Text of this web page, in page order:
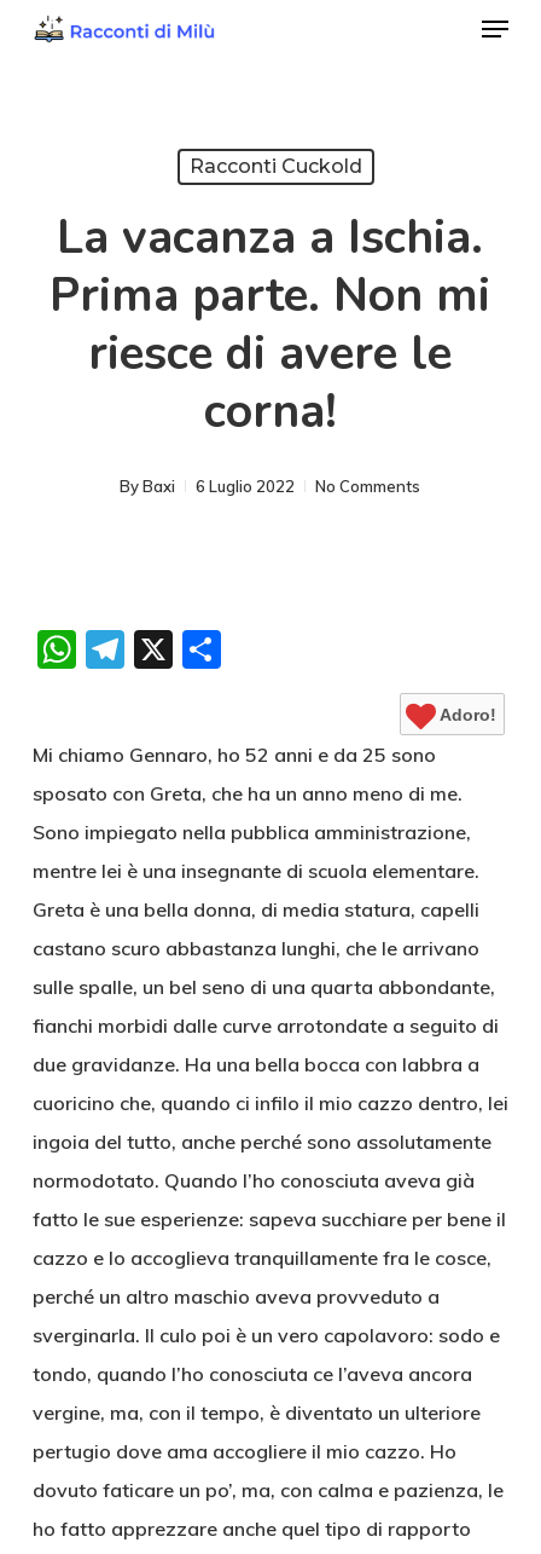
Menu
Racconti Cuckold
La vacanza a Ischia.
Prima parte. Non mi
riesce di avere le
corna!
By Baxi 6 Luglio 2022 No Comments
WhatsApp
Telegram
X Condividi
Adoro!
Mi chiamo Gennaro, ho 52 anni e da 25 sono
sposato con Greta, che ha un anno meno di me.
Sono impiegato nella pubblica amministrazione,
mentre lei è una insegnante di scuola elementare.
Greta è una bella donna, di media statura, capelli
castano scuro abbastanza lunghi, che le arrivano
sulle spalle, un bel seno di una quarta abbondante,
fianchi morbidi dalle curve arrotondate a seguito di
due gravidanze. Ha una bella bocca con labbra a
cuoricino che, quando ci infilo il mio cazzo dentro, lei
ingoia del tutto, anche perché sono assolutamente
normodotato. Quando l’ho conosciuta aveva già
fatto le sue esperienze: sapeva succhiare per bene il
cazzo e lo accoglieva tranquillamente fra le cosce,
perché un altro maschio aveva provveduto a
sverginarla. Il culo poi è un vero capolavoro: sodo e
tondo, quando l’ho conosciuta ce l’aveva ancora
vergine, ma, con il tempo, è diventato un ulteriore
pertugio dove ama accogliere il mio cazzo. Ho
dovuto faticare un po’, ma, con calma e pazienza, le
ho fatto apprezzare anche quel tipo di rapporto